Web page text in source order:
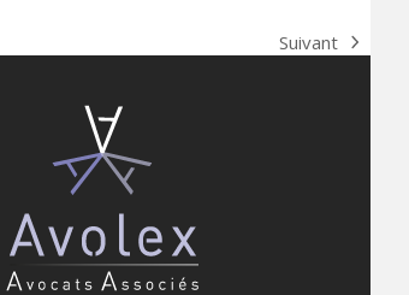
next
Suivant